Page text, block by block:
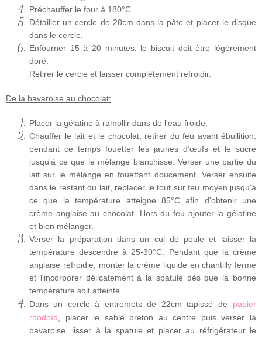
Préchauffer le four à 180°C.
Détailler un cercle de 20cm dans la pâte et placer le disque
dans le cercle.
Enfourner 15 à 20 minutes, le biscuit doit être légèrement
doré.
Retirer le cercle et laisser complétement refroidir.
De la bavaroise au chocolat:
Placer la gélatine à ramollir dans de l'eau froide.
Chauffer le lait et le chocolat, retirer du feu avant ébullition.
pendant ce temps fouetter les jaunes d’œufs et le sucre
jusqu'à ce que le mélange blanchisse. Verser une partie du
lait sur le mélange en fouettant doucement. Verser ensuite
dans le restant du lait, replacer le tout sur feu moyen jusqu'à
ce que la température atteigne 85°C afin d'obtenir une
crème anglaise au chocolat. Hors du feu ajouter la gélatine
et bien mélanger.
Verser la préparation dans un cul de poule et laisser la
température descendre à 25-30°C. Pendant que la crème
anglaise refroidie, monter la crème liquide en chantilly ferme
et l'incorporer délicatement à la spatule dès que la bonne
température soit atteinte.
Dans un cercle à entremets de 22cm tapissé de
papier
rhodoïd , placer le sablé breton au centre puis verser la
bavaroise, lisser à la spatule et placer au réfrigérateur le